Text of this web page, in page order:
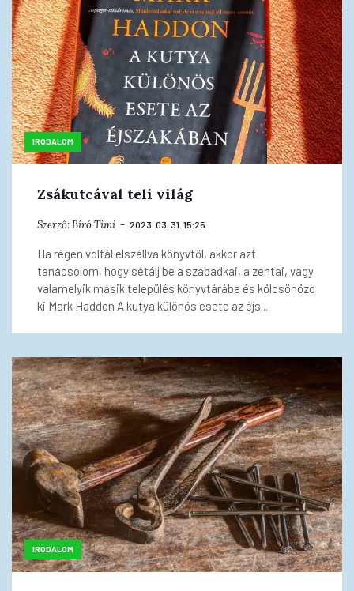
IRODALOM
Zsákutcával teli világ
Szerző:Bíró Timi 2023. 03. 31. 15:25
Ha régen voltál elszállva könyvtől, akkor azt
tanácsolom, hogy sétálj be a szabadkai, a zentai, vagy
valamelyik másik település könyvtárába és kölcsönözd
ki Mark Haddon A kutya különös esete az éjs...
IRODALOM